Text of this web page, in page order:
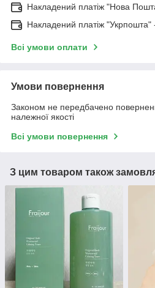
Накладений платіж "Нова
Накладений платіж
Всі умови оплати
Умови повернення
Законом не передбачено
належної якості
Всі умови повернення
З цим товаром також